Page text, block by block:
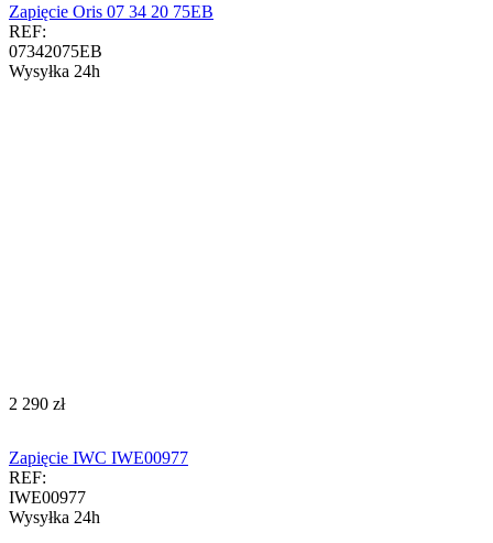
Zapięcie Oris 07 34 20 75EB
REF:
07342075EB
Wysyłka 24h
‍2 290‍ zł
Zapięcie IWC IWE00977
REF:
IWE00977
Wysyłka 24h